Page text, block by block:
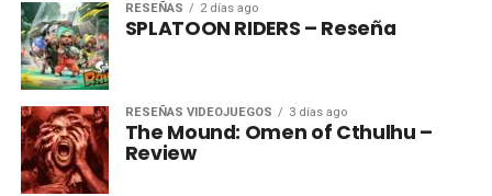
RESEÑAS 2 días ago
SPLATOON RIDERS – Reseña
RESEÑAS VIDEOJUEGOS 3 días ago
The Mound: Omen of Cthulhu –
Review